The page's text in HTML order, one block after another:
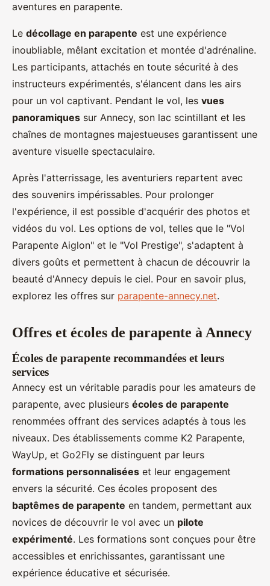
aventures en parapente.
Le décollage en parapente est une expérience
inoubliable, mêlant excitation et montée d'adrénaline.
Les participants, attachés en toute sécurité à des
instructeurs expérimentés, s'élancent dans les airs
pour un vol captivant. Pendant le vol, les vues
panoramiques sur Annecy, son lac scintillant et les
chaînes de montagnes majestueuses garantissent une
aventure visuelle spectaculaire.
Après l'atterrissage, les aventuriers repartent avec
des souvenirs impérissables. Pour prolonger
l'expérience, il est possible d'acquérir des photos et
vidéos du vol. Les options de vol, telles que le "Vol
Parapente Aiglon" et le "Vol Prestige", s'adaptent à
divers goûts et permettent à chacun de découvrir la
beauté d'Annecy depuis le ciel. Pour en savoir plus,
explorez les offres sur parapente-annecy.net.
Offres et écoles de parapente à Annecy
Écoles de parapente recommandées et leurs
services
Annecy est un véritable paradis pour les amateurs de
parapente, avec plusieurs écoles de parapente
renommées offrant des services adaptés à tous les
niveaux. Des établissements comme K2 Parapente,
WayUp, et Go2Fly se distinguent par leurs
formations personnalisées et leur engagement
envers la sécurité. Ces écoles proposent des
baptêmes de parapente en tandem, permettant aux
novices de découvrir le vol avec un pilote
expérimenté. Les formations sont conçues pour être
accessibles et enrichissantes, garantissant une
expérience éducative et sécurisée.